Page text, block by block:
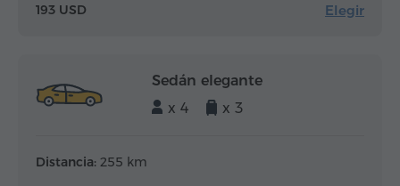
193 USD Elegir
Sedán elegante
x 4
x 3
Distancia: 255 km